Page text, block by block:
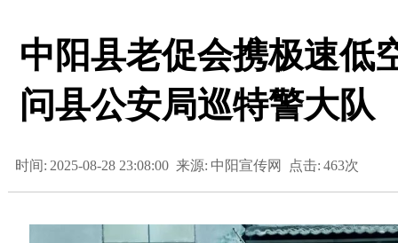
中阳县老促会携极速低
问县公安局巡特警大队
时间: 2025-08-28 23:08:00 来源: 中阳宣传网 点击: 463次